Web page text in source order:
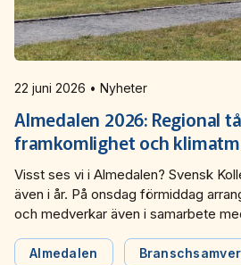
22 juni 2026 • Nyheter
Almedalen 2026: Regional
framkomlighet och
Visst ses vi i Almedalen? Svensk
även i år. På onsdag förmiddag
och medverkar även i samarbete
Almedalen